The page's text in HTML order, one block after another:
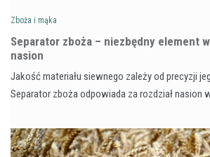
Zboża i mąka
Separator zboża – niezbędny element
nasion
Jakość materiału siewnego zależy od precyzji
Separator zboża odpowiada za rozdział nasion